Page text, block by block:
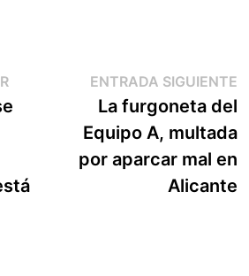
Entrada
anterior:
ENTRADA SIGUIENTE
La furgoneta del
Equipo A, multada
por aparcar mal en
Alicante